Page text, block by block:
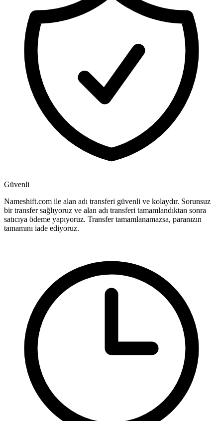
Güvenli
Nameshift.com ile alan adı transferi güvenli ve kolaydır. Sorunsuz
bir transfer sağlıyoruz ve alan adı transferi tamamlandıktan sonra
satıcıya ödeme yapıyoruz. Transfer tamamlanamazsa, paranızın
tamamını iade ediyoruz.